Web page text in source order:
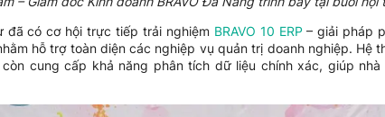
đã có cơ hội trực tiếp trải nghiệm BRAVO 10 ERP – giải pháp
hỗ trợ toàn diện các nghiệp vụ quản trị doanh nghiệp. Hệ
cung cấp khả năng phân tích dữ liệu chính xác, giúp